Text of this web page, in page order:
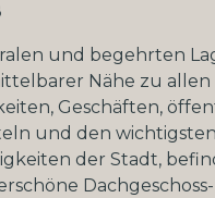
und begehrten
Nähe zu allen
Geschäften,
und den wichtigsten
der Stadt,
Dachgeschoss-